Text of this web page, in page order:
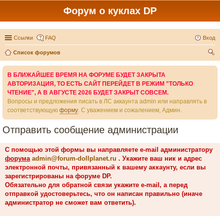
Форум о куклах DP
Ссылки FAQ Вход
Список форумов
В БЛИЖАЙШЕЕ ВРЕМЯ НА ФОРУМЕ БУДЕТ ЗАКРЫТА
АВТОРИЗАЦИЯ, ТО ЕСТЬ САЙТ ПЕРЕЙДЕТ В РЕЖИМ "ТОЛЬКО
ЧТЕНИЕ", А В АВГУСТЕ 2026 БУДЕТ ЗАКРЫТ СОВСЕМ.
Вопросы и предложения писать в ЛС аккаунта admin или направлять в
соответствующую форму. С уважением и сожалением, Админ.
Отправить сообщение администрации
С помощью этой формы вы направляете e-mail администратору
форума admin@forum-dollplanet.ru . Укажите ваш ник и адрес
электронной почты, привязанный к вашему аккаунту, если вы
зарегистрированы на форуме DP.
Обязательно для обратной связи укажите e-mail, а перед
отправкой удостоверьтесь, что он написан правильно (иначе
администратор не сможет вам ответить).